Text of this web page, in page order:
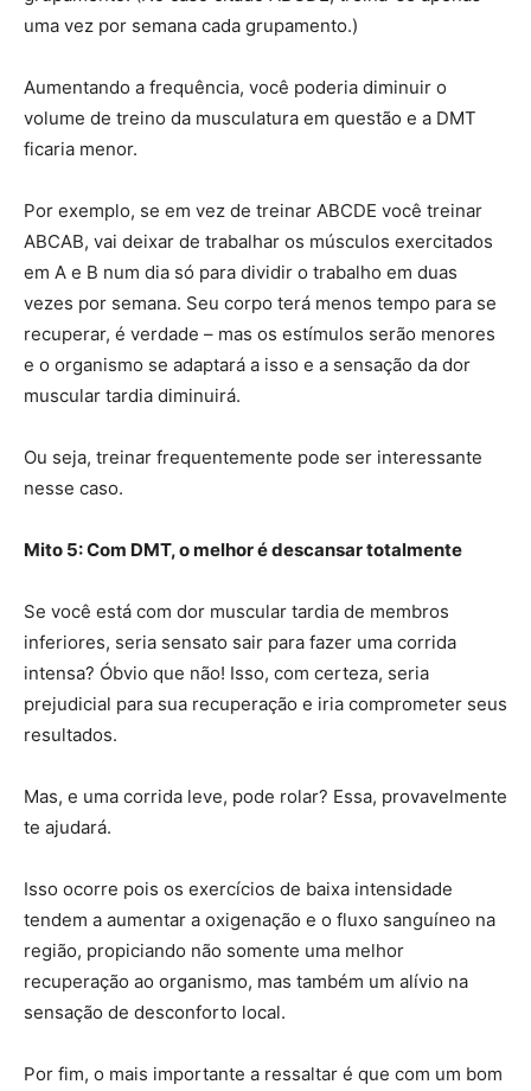
uma vez por semana cada grupamento.)
Aumentando a frequência, você poderia diminuir o
volume de treino da musculatura em questão e a DMT
ficaria menor.
Por exemplo, se em vez de treinar ABCDE você treinar
ABCAB, vai deixar de trabalhar os músculos exercitados
em A e B num dia só para dividir o trabalho em duas
vezes por semana. Seu corpo terá menos tempo para se
recuperar, é verdade – mas os estímulos serão menores
e o organismo se adaptará a isso e a sensação da dor
muscular tardia diminuirá.
Ou seja, treinar frequentemente pode ser interessante
nesse caso.
Mito 5: Com DMT, o melhor é descansar totalmente
Se você está com dor muscular tardia de membros
inferiores, seria sensato sair para fazer uma corrida
intensa? Óbvio que não! Isso, com certeza, seria
prejudicial para sua recuperação e iria comprometer seus
resultados.
Mas, e uma corrida leve, pode rolar? Essa, provavelmente
te ajudará.
Isso ocorre pois os exercícios de baixa intensidade
tendem a aumentar a oxigenação e o fluxo sanguíneo na
região, propiciando não somente uma melhor
recuperação ao organismo, mas também um alívio na
sensação de desconforto local.
Por fim, o mais importante a ressaltar é que com um bom